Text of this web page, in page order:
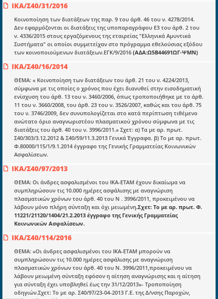
ΙΚΑ/Σ40/31/2016
Κοινοποίηση των διατάξεων της παρ. 9 του άρθ. 46 του ν. 4278/2014.
Δεν εφαρμόζονται οι διατάξεις της υποπαραγράφου Ε3 του άρθ. 2 του
ν. 4336/2015 στους εργαζόμενους της εταιρείας "Ελληνικά Αμυντικά
Συστήματα" οι οποίοι συμμετείχαν στο πρόγραμμα εθελούσιας εξόδου
των κοινοποιούμενων διατάξεων.ΕΓΚ/9/2016 (ΑΔΑ:Ω5Β44691ΩΓ-ΨΜΝ)
ΙΚΑ/Σ40/16/2014
ΘΕΜΑ: « Κοινοποίηση των διατάξεων του άρθ. 21 του ν. 4224/2013,
σύμφωνα με τις οποίες ο χρόνος που έχει διανυθεί στην εισοδηματική
ενίσχυση του άρθ. 13 του ν. 3460/2006, όπως τροποποιήθηκε με το άρθ.
11 του ν. 3660/2008, του άρθ. 23 του ν. 3526/2007, καθώς και του άρθ. 75
του ν. 3746/2009, δεν συνυπολογίζεται στο κατά περίπτωση τιθέμενο
ανώτατο όριο αναγνωριστέου πλασματικού χρόνου σύμφωνα με τις
διατάξεις του άρθ. 40 του ν. 3996/2011.» Σχετ: α) Τα με αρ. πρωτ.
Σ40/303/3.12.2012 & Σ40/59/11.3.2013 Γενικά Έγγραφα. β) Το με αρ. πρωτ.
Φ.80000/115/1/9.1.2014 έγγραφο της Γενικής Γραμματείας Κοινωνικών
Ασφαλίσεων.
ΙΚΑ/Σ40/97/2013
ΘΕΜΑ: Οι άνδρες ασφαλισμένοι του ΙΚΑ-ΕΤΑΜ έχουν δικαίωμα να
συμπληρώσουν τις 10.000 ημέρες ασφάλισης με αναγνώριση
πλασματικών χρόνων του άρθ. 40 του N . 3996/2011, προκειμένου να
λάβουν μόνο πλήρη σύνταξη και όχι μειωμένη.Σχετ: Το με αρ. πρωτ. Φ.
11221/21120/1404/21.2.2013 έγγραφο της Γενικής Γραμματείας
Κοινωνικών Ασφαλίσεων.
ΙΚΑ/Σ40/114/2016
ΘΕΜΑ: «Οι άνδρες ασφαλισμένοι του ΙΚΑ-ΕΤΑΜ μπορούν να
συμπληρώσουν τις 10.000 ημέρες ασφάλισης με αναγνώριση
πλασματικών χρόνων του άρθ. 40 του Ν. 3996/2011,προκειμένου να
λάβουν μειωμένη σύνταξη εφόσον η αίτηση αναγνώρισης και η αίτηση
για σύνταξη έχει υποβληθεί έως την 31/12/2013»- Τροποποίηση
οδηγιών.Σχετ: Το με αρ. Σ40/97/23-04-2013 Γ.Ε. της Δ/νσης Παροχών,
μετατράπηκε σε επιχειρηματική οντότητα και φιλοδοξεί να συμβάλλει
στην διάδοση της γνώσης.
Επικαιρότητα
E-book
Οδηγοί εκκαθάρισης
Νόμοι και προεδρικά διατάγματα
Υπουργικές αποφάσεις
Νομολογία και Γνωμοδοτήσεις ΝΣΚ
Πληροφορίες
Είσοδος
Εγγραφή
Οδηγίες Εγγραφής
Βοηθός Αναζήτησης
Οροι χρησης ιστοτοπου